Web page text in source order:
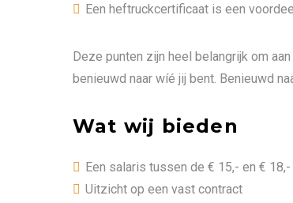
Een heftruckcertificaat is een
Deze punten zijn heel belangrijk om
benieuwd naar wíé jij bent. Benieuwd
Wat wij bieden
Een salaris tussen de € 15,- en €
Uitzicht op een vast contract